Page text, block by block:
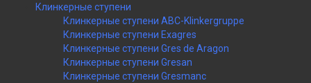
Клинкерные ступени
Клинкерные ступени ABC-Klinkergruppe
Клинкерные ступени Exagres
Клинкерные ступени Gres de Aragon
Клинкерные ступени Gresan
Клинкерные ступени Gresmanc